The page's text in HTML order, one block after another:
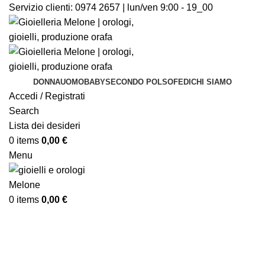
Servizio clienti: 0974 2657 | lun/ven 9:00 - 19_00
DONNAUOMOBABYSECONDO POLSOFEDI CHI SIAMO
Accedi / Registrati
Search
Lista dei desideri
0 items 0,00 €
Menu
0 items 0,00 €